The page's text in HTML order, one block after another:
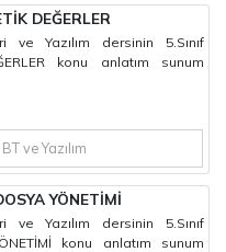
DEĞERLER
ve Yazılım dersinin 5.Sınıf
konu anlatım sunum
BT ve Yazılım
YÖNETİMİ
ve Yazılım dersinin 5.Sınıf
konu anlatım sunum